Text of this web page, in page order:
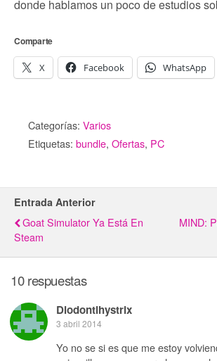
donde hablamos un poco de estudios
Comparte
X Facebook WhatsApp
Categorías: Varios
Etiquetas: bundle, Ofertas, PC
Entrada Anterior
Goat Simulator Ya Está En
Steam
MIND:
10 respuestas
Diodontihystrix
3 abril 2014
Yo no se si es que me estoy